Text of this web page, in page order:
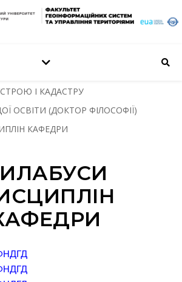
І КАДАСТРУ
ОСВІТИ (ДОКТОР ФІЛОСОФІЇ)
КАФЕДРИ